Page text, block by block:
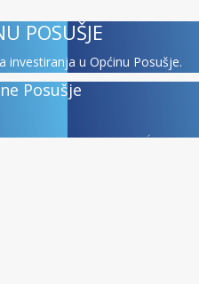
POSUŠJE
investiranja u Općinu Posušje.
Posušje